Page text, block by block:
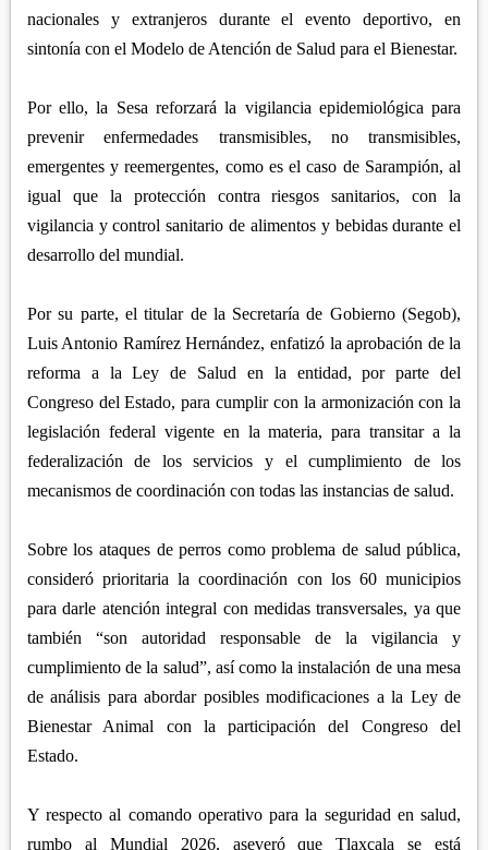
nacionales y extranjeros durante el evento deportivo, en
sintonía con el Modelo de Atención de Salud para el Bienestar.
Por ello, la Sesa reforzará la vigilancia epidemiológica para
prevenir enfermedades transmisibles, no transmisibles,
emergentes y reemergentes, como es el caso de Sarampión, al
igual que la protección contra riesgos sanitarios, con la
vigilancia y control sanitario de alimentos y bebidas durante el
desarrollo del mundial.
Por su parte, el titular de la Secretaría de Gobierno (Segob),
Luis Antonio Ramírez Hernández, enfatizó la aprobación de la
reforma a la Ley de Salud en la entidad, por parte del
Congreso del Estado, para cumplir con la armonización con la
legislación federal vigente en la materia, para transitar a la
federalización de los servicios y el cumplimiento de los
mecanismos de coordinación con todas las instancias de salud.
Sobre los ataques de perros como problema de salud pública,
consideró prioritaria la coordinación con los 60 municipios
para darle atención integral con medidas transversales, ya que
también “son autoridad responsable de la vigilancia y
cumplimiento de la salud”, así como la instalación de una mesa
de análisis para abordar posibles modificaciones a la Ley de
Bienestar Animal con la participación del Congreso del
Estado.
Y respecto al comando operativo para la seguridad en salud,
rumbo al Mundial 2026, aseveró que Tlaxcala se está